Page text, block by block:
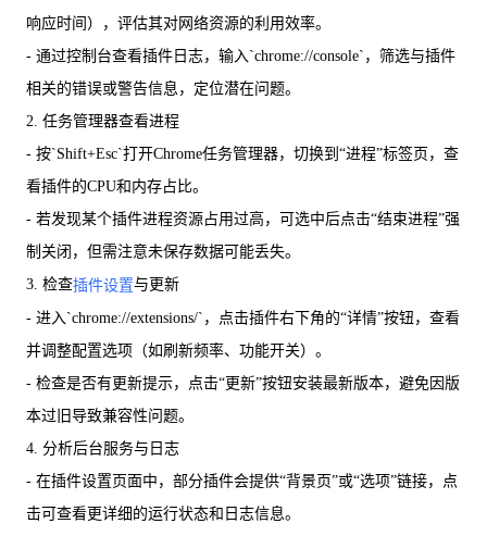
响应时间），评估其对网络资源的利用效率。
- 通过控制台查看插件日志，输入`chrome://console`，筛选与插件
相关的错误或警告信息，定位潜在问题。
2. 任务管理器查看进程
- 按`Shift+Esc`打开Chrome任务管理器，切换到“进程”标签页，查
看插件的CPU和内存占比。
- 若发现某个插件进程资源占用过高，可选中后点击“结束进程”强
制关闭，但需注意未保存数据可能丢失。
3. 检查插件设置与更新
- 进入`chrome://extensions/`，点击插件右下角的“详情”按钮，查看
并调整配置选项（如刷新频率、功能开关）。
- 检查是否有更新提示，点击“更新”按钮安装最新版本，避免因版
本过旧导致兼容性问题。
4. 分析后台服务与日志
- 在插件设置页面中，部分插件会提供“背景页”或“选项”链接，点
击可查看更详细的运行状态和日志信息。